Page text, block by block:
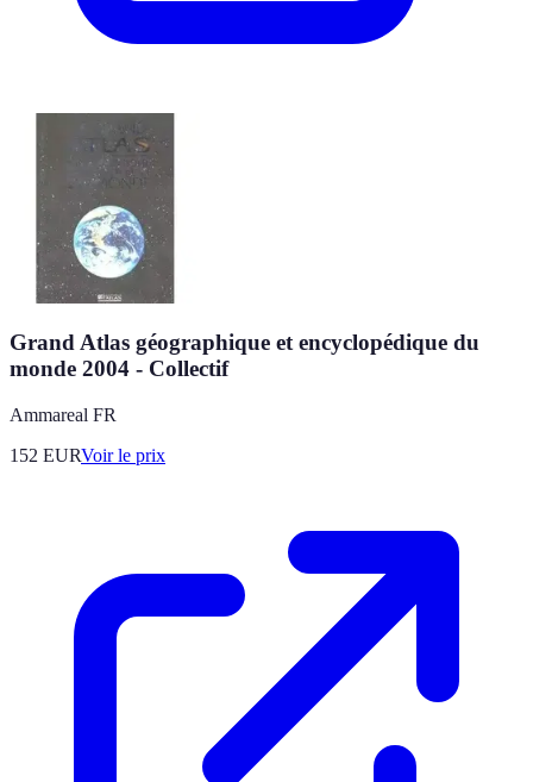
Grand Atlas géographique et encyclopédique du
monde 2004 - Collectif
Ammareal FR
152 EURVoir le prix